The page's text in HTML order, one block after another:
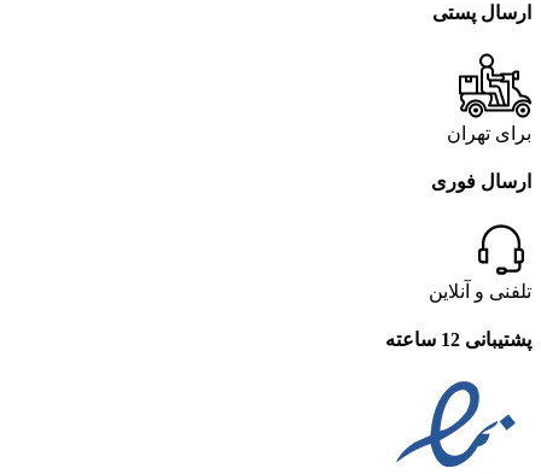
ارسال پستی
برای تهران
ارسال فوری
تلفنی و آنلاین
پشتیبانی 12 ساعته